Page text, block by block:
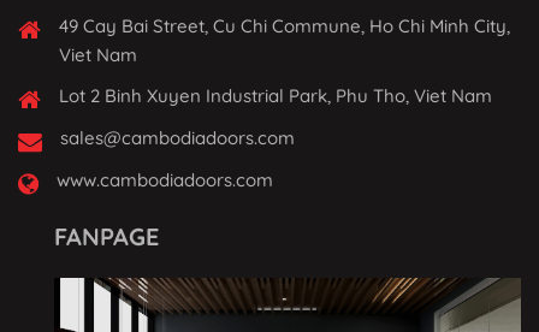
49 Cay Bai Street, Cu Chi Commune, Ho Chi Minh City,
Viet Nam
Lot 2 Binh Xuyen Industrial Park, Phu Tho, Viet Nam
sales@cambodiadoors.com
www.cambodiadoors.com
FANPAGE